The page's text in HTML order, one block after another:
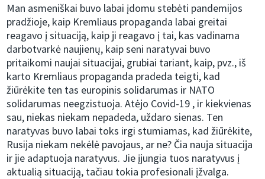
Man asmeniškai buvo labai įdomu stebėti pandemijos
pradžioje, kaip Kremliaus propaganda labai greitai
reagavo į situaciją, kaip ji reagavo į tai, kas vadinama
darbotvarkė naujienų, kaip seni naratyvai buvo
pritaikomi naujai situacijai, grubiai tariant, kaip, pvz., iš
karto Kremliaus propaganda pradeda teigti, kad
žiūrėkite ten tas europinis solidarumas ir NATO
solidarumas neegzistuoja. Atėjo Covid-19 , ir kiekvienas
sau, niekas niekam nepadeda, uždaro sienas. Ten
naratyvas buvo labai toks irgi stumiamas, kad žiūrėkite,
Rusija niekam nekėlė pavojaus, ar ne? Čia nauja situacija
ir jie adaptuoja naratyvus. Jie įjungia tuos naratyvus į
aktualią situaciją, tačiau tokia profesionali įžvalga.